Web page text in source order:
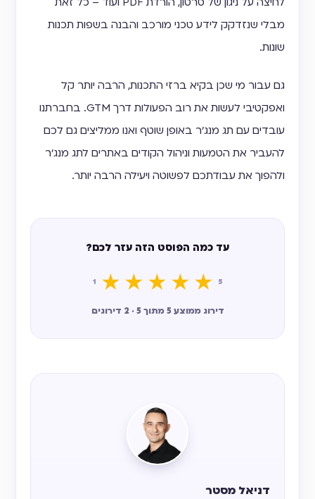
מבלי שנזדקק לידע טכני מורכב והבנה בשפות תכנות
שונות.
גם עבור מי שכן בקיא ברזי התכנות, הרבה יותר קל
ואפקטיבי לעשות את רוב הפעולות דרך GTM. בחברתנו
עובדים עם תג מנג'ר באופן שוטף ואנו ממליצים גם לכם
להעביר את הטמעות וניהול הקודים באתרים לתג מנג'ר
ולהפוך את עבודתכם לפשוטה ויעילה הרבה יותר.
עד כמה הפוסט הזה עזר לכם?
1 ★ ★ ★ ★ ★ 5
דירוג ממוצע 5 מתוך 5 · 2 דירוגים
דניאל מסטר